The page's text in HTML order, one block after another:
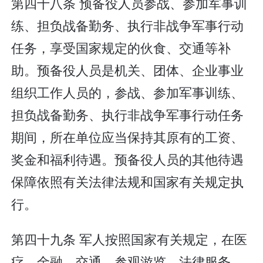
练、担负战备勤务、执行非战争军事行动
任务，享受国家规定的伙食、交通等补
助。预备役人员是机关、团体、企业事业
组织工作人员的，参战、参加军事训练、
担负战备勤务、执行非战争军事行动任务
期间，所在单位应当保持其原有的工资、
奖金和福利待遇。预备役人员的其他待遇
保障依照有关法律法规和国家有关规定执
行。
第四十九条 军人按照国家有关规定，在医